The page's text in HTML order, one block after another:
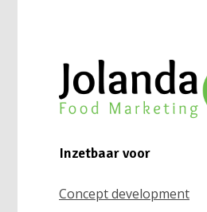
Inzetbaar voor
Concept development